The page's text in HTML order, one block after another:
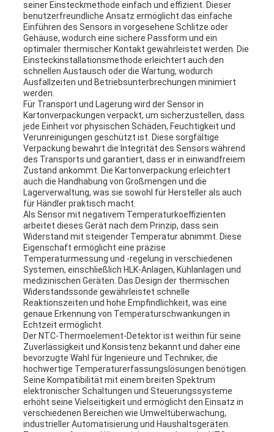
seiner Einsteckmethode einfach und effizient. Dieser
benutzerfreundliche Ansatz ermöglicht das einfache
Einführen des Sensors in vorgesehene Schlitze oder
Gehäuse, wodurch eine sichere Passform und ein
optimaler thermischer Kontakt gewährleistet werden. Die
Einsteckinstallationsmethode erleichtert auch den
schnellen Austausch oder die Wartung, wodurch
Ausfallzeiten und Betriebsunterbrechungen minimiert
werden.
Für Transport und Lagerung wird der Sensor in
Kartonverpackungen verpackt, um sicherzustellen, dass
jede Einheit vor physischen Schäden, Feuchtigkeit und
Verunreinigungen geschützt ist. Diese sorgfältige
Verpackung bewahrt die Integrität des Sensors während
des Transports und garantiert, dass er in einwandfreiem
Zustand ankommt. Die Kartonverpackung erleichtert
auch die Handhabung von Großmengen und die
Lagerverwaltung, was sie sowohl für Hersteller als auch
für Händler praktisch macht.
Als Sensor mit negativem Temperaturkoeffizienten
arbeitet dieses Gerät nach dem Prinzip, dass sein
Widerstand mit steigender Temperatur abnimmt. Diese
Eigenschaft ermöglicht eine präzise
Temperaturmessung und -regelung in verschiedenen
Systemen, einschließlich HLK-Anlagen, Kühlanlagen und
medizinischen Geräten. Das Design der thermischen
Widerstandssonde gewährleistet schnelle
Reaktionszeiten und hohe Empfindlichkeit, was eine
genaue Erkennung von Temperaturschwankungen in
Echtzeit ermöglicht.
Der NTC-Thermoelement-Detektor ist weithin für seine
Zuverlässigkeit und Konsistenz bekannt und daher eine
bevorzugte Wahl für Ingenieure und Techniker, die
hochwertige Temperaturerfassungslösungen benötigen.
Seine Kompatibilität mit einem breiten Spektrum
elektronischer Schaltungen und Steuerungssysteme
erhöht seine Vielseitigkeit und ermöglicht den Einsatz in
verschiedenen Bereichen wie Umweltüberwachung,
industrieller Automatisierung und Haushaltsgeräten.